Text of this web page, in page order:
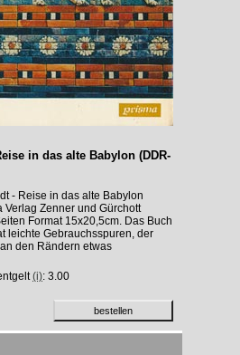
in das alte Babylon (DDR-
- Reise in das alte Babylon
Verlag Zenner und Gürchott
Format 15x20,5cm. Das Buch
leichte Gebrauchsspuren, der
den Rändern etwas
(i): 3.00